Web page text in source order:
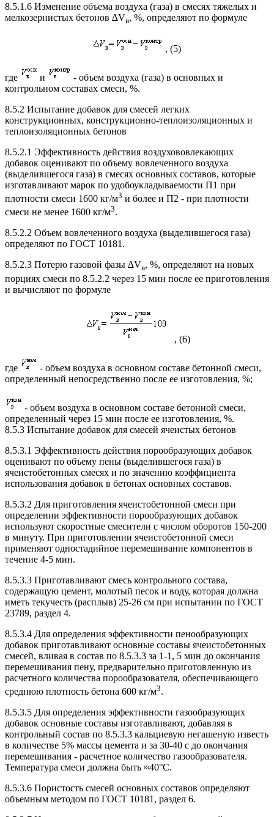
8.5.1.6 Изменение объема воздуха (газа) в смесях тяжелых и
мелкозернистых бетонов ∆Vв, %, определяют по формуле
, (5)
где и
- объем воздуха (газа) в основных и
контрольном составах смеси, %.
8.5.2 Испытание добавок для смесей легких
конструкционных, конструкционно-теплоизоляционных и
теплоизоляционных бетонов
8.5.2.1 Эффективность действия воздухововлекающих
добавок оценивают по объему вовлеченного воздуха
(выделившегося газа) в смесях основных составов, которые
изготавливают марок по удобоукладываемости П1 при
плотности смеси 1600 кг/м3 и более и П2 - при плотности
смеси не менее 1600 кг/м3.
8.5.2.2 Объем вовлеченного воздуха (выделившегося газа)
определяют по ГОСТ 10181.
8.5.2.3 Потерю газовой фазы ∆Vв, %, определяют на новых
порциях смеси по 8.5.2.2 через 15 мин после ее приготовления
и вычисляют по формуле
, (6)
где
- объем воздуха в основном составе бетонной смеси,
определенный непосредственно после ее изготовления, %;
- объем воздуха в основном составе бетонной смеси,
определенный через 15 мин после ее изготовления, %.
8.5.3 Испытание добавок для смесей ячеистых бетонов
8.5.3.1 Эффективность действия порообразующих добавок
оценивают по объему пены (выделившегося газа) в
ячеистобетонных смесях и по значению коэффициента
использования добавок в бетонах основных составов.
8.5.3.2 Для приготовления ячеистобетонной смеси при
определении эффективности порообразующих добавок
используют скоростные смесители с числом оборотов 150-200
в минуту. При приготовлении ячеистобетонной смеси
применяют одностадийное перемешивание компонентов в
течение 4-5 мин.
8.5.3.3 Приготавливают смесь контрольного состава,
содержащую цемент, молотый песок и воду, которая должна
иметь текучесть (расплыв) 25-26 см при испытании по ГОСТ
23789, раздел 4.
8.5.3.4 Для определения эффективности пенообразующих
добавок приготавливают основные составы ячеистобетонных
смесей, вливая в состав по 8.5.3.3 за 1-1, 5 мин до окончания
перемешивания пену, предварительно приготовленную из
расчетного количества порообразователя, обеспечивающего
среднюю плотность бетона 600 кг/м3.
8.5.3.5 Для определения эффективности газообразующих
добавок основные составы изготавливают, добавляя в
контрольный состав по 8.5.3.3 кальциевую негашеную известь
в количестве 5% массы цемента и за 30-40 с до окончания
перемешивания - расчетное количество газообразователя.
Температура смеси должна быть ≈40°С.
8.5.3.6 Пористость смесей основных составов определяют
объемным методом по ГОСТ 10181, раздел 6.